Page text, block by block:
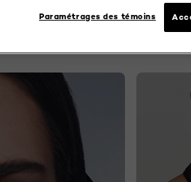
des classiques aux
Paramétrages des témoins